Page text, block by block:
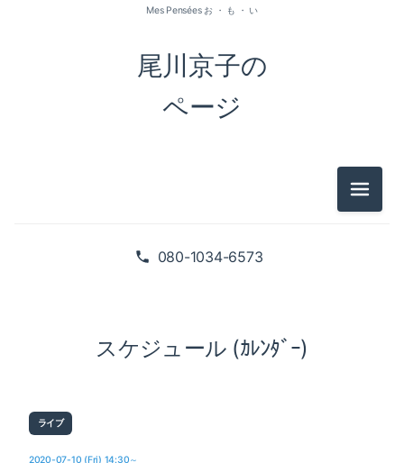
080-1034-6573
尾川京子の
ページ
Mes Pensées お ・ も ・ い
メニュ
スケジュール (ｶﾚﾝﾀﾞｰ)
ライブ
2020-07-10 (Fri) 14:30～